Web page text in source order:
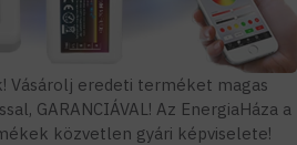
Vásárolj eredeti terméket magas
GARANCIÁVAL! Az EnergiaHáza a
közvetlen gyári képviselete!